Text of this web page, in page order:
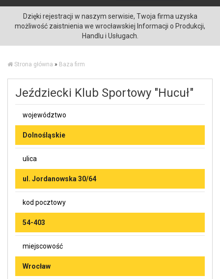
Dzięki rejestracji w naszym serwisie, Twoja firma uzyska
możliwość zaistnienia we wrocławskiej Informacji o Produkcji,
Handlu i Usługach.
Strona główna » Baza firm
Jeździecki Klub Sportowy "Hucuł"
województwo
Dolnośląskie
ulica
ul. Jordanowska 30/64
kod pocztowy
54-403
miejscowość
Wrocław